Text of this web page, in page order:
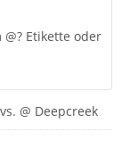
Etikette oder
vs. @ Deepcreek